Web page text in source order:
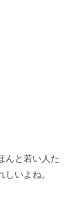
んと若い人た
いよね。